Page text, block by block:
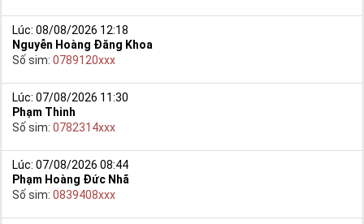
Lúc: 08/08/2026 12:18
Nguyễn Hoàng Đăng Khoa
Số sim: 0789120xxx
Lúc: 07/08/2026 11:30
Phạm Thinh
Số sim: 0782314xxx
Lúc: 07/08/2026 08:44
Phạm Hoàng Đức Nhã
Số sim: 0839408xxx